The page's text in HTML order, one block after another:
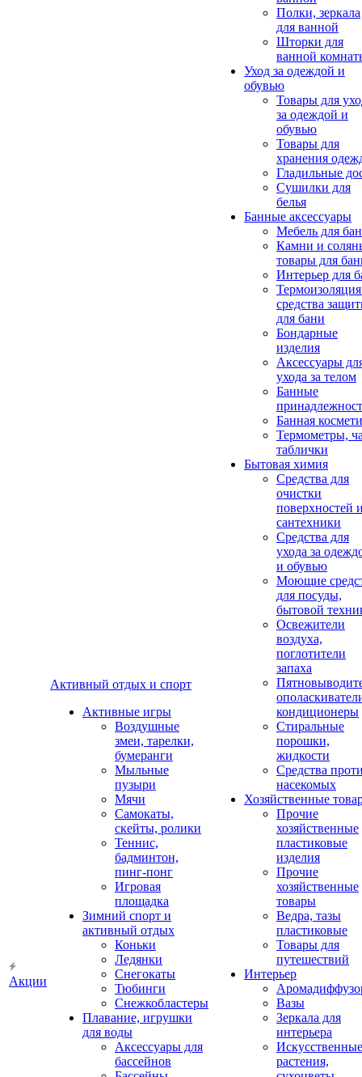
Акции
Активный отдых и спорт
Активные игры
Воздушные
змеи, тарелки,
бумеранги
Мыльные
пузыри
Мячи
Самокаты,
скейты, ролики
Теннис,
бадминтон,
пинг-понг
Игровая
площадка
Зимний спорт и
активный отдых
Коньки
Ледянки
Снегокаты
Тюбинги
Снежкобластеры
Плавание, игрушки
для воды
Аксессуары для
бассейнов
Полки, зеркала
для ванной
Шторки для
ванной
Уход за одеждой и
обувью
Товары для
за одеждой и
обувью
Товары для
хранения
Гладильные
Сушилки для
белья
Банные аксессуары
Мебель для
Камни и
товары для
Интерьер для
средства
для бани
Бондарные
изделия
Аксеcсуары
ухода за телом
Банные
Банная
Термометры,
таблички
Бытовая химия
Средства для
очистки
поверхностей
сантехники
Средства для
ухода за
и обувью
Моющие
для посуды,
бытовой
Освежители
воздуха,
поглотители
запаха
кондиционеры
Стиральные
порошки,
жидкости
Средства
насекомых
Хозяйственные
Прочие
хозяйственные
пластиковые
изделия
Прочие
хозяйственные
товары
Ведра, тазы
пластиковые
Товары для
путешествий
Интерьер
Вазы
Зеркала для
интерьера
Искусственные
растения,